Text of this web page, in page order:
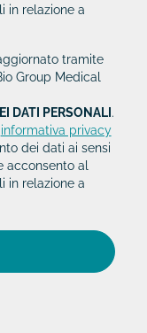
in relazione a
tramite
Group Medical
DATI PERSONALI.
informativa privacy
dei dati ai sensi
acconsento al
in relazione a